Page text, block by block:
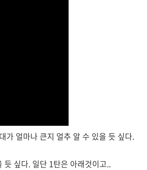
가 얼마나 큰지 얼추 알 수 있을 듯 싶다.
듯 싶다. 일단 1탄은 아래것이고..